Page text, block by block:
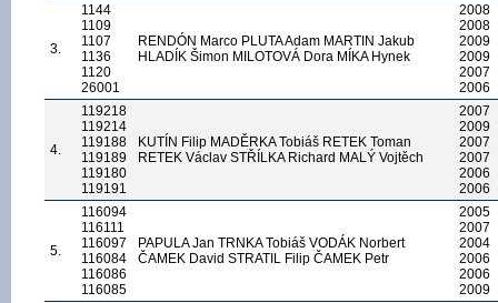
3.
1144
1109
1107
1136
1120
26001
RENDÓN Marco PLUTA Adam MARTIN Jakub
HLADÍK Šimon MILOTOVÁ Dora MÍKA Hynek
2008
2008
2009
2009
2007
2006
4.
119218
119214
119188
119189
119180
119191
KUTÍN Filip MADĚRKA Tobiáš RETEK Toman
RETEK Václav STŘÍLKA Richard MALÝ Vojtěch
2007
2009
2007
2007
2006
2006
5.
116094
116111
116097
116084
116086
116085
PAPULA Jan TRNKA Tobiáš VODÁK Norbert
ČAMEK David STRATIL Filip ČAMEK Petr
2005
2007
2004
2006
2006
2009